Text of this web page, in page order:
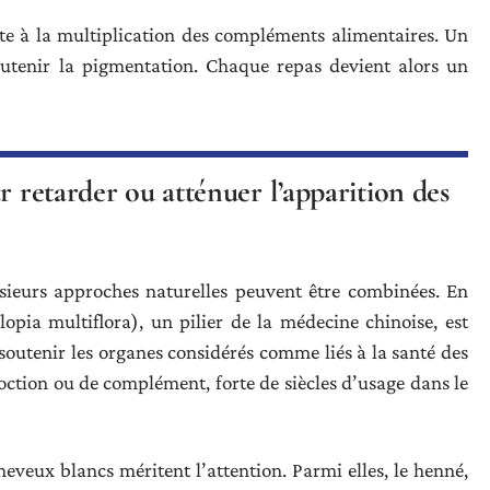
à la multiplication des compléments alimentaires. Un
la pigmentation. Chaque repas devient alors un
retarder ou atténuer l’apparition des
approches naturelles peuvent être combinées. En
multiflora), un pilier de la médecine chinoise, est
les organes considérés comme liés à la santé des
ou de complément, forte de siècles d’usage dans le
blancs méritent l’attention. Parmi elles, le henné,